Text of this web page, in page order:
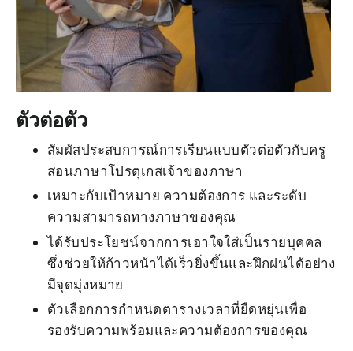
ตัวต่อตัว
สัมผัสประสบการณ์การเรียนแบบตัวต่อตัวกับครู
สอนภาษาโปรตุเกสเจ้าของภาษา
เหมาะกับเป้าหมาย ความต้องการ และระดับ
ความสามารถทางภาษาของคุณ
ได้รับประโยชน์จากการเอาใจใส่เป็นรายบุคคล
ซึ่งช่วยให้ก้าวหน้าได้เร็วยิ่งขึ้นและฝึกฝนได้อย่าง
มีจุดมุ่งหมาย
ตัวเลือกการกำหนดตารางเวลาที่ยืดหยุ่นเพื่อ
รองรับความพร้อมและความต้องการของคุณ